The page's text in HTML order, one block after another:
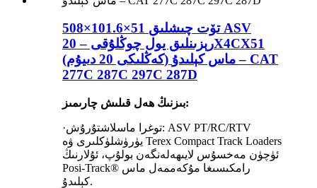
508×101.6×51 تۆت چىشلىق ASV
رېزىنلىق يول چوڭلۇقى – 20X4CX51
(كەڭلىكى 20 دىيۇم) ماس كېلىدۇ – CAT
277C 287C 297C 287D
بىزنىڭ ھەل قىلىش چارىمىز:
·توغرا ماسلاشتۇرۇش: ASV PT/RC/RTV
يۈرۈشلۈكلىرى ۋە Terex Compact Track Loaders
ئۈچۈن مەخسۇس لايىھەلەنگەن بولۇپ، ئۇلارنىڭ
Posi-Track® رامكىسىغا مۇكەممەل ماس
كېلىدۇ.